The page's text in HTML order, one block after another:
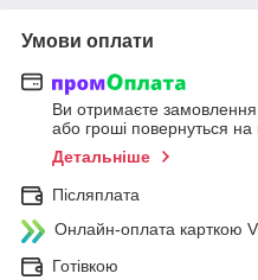
Умови оплати
Ви отримаєте замовлення
або гроші повернуться на
Детальніше
Післяплата
Онлайн-оплата карткою
Готівкою